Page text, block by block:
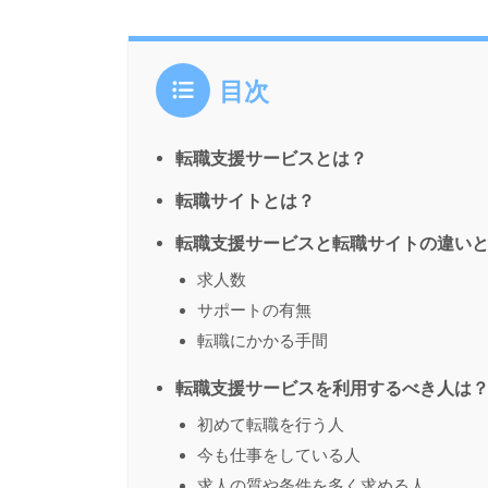
目次
転職支援サービスとは？
転職サイトとは？
転職支援サービスと転職サイトの違い
求人数
サポートの有無
転職にかかる手間
転職支援サービスを利用するべき人は？
初めて転職を行う人
今も仕事をしている人